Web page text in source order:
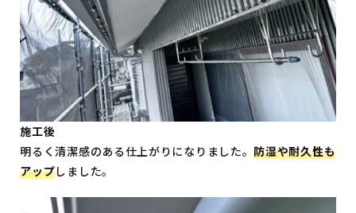
施工後
明るく清潔感のある仕上がりになりました。防湿や耐久性も
アップしました。